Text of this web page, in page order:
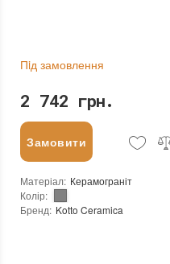
Пiд замовлення
2 742 грн.
Замовити
Матеріал: Керамограніт
Колір:
Бренд: Kotto Ceramica